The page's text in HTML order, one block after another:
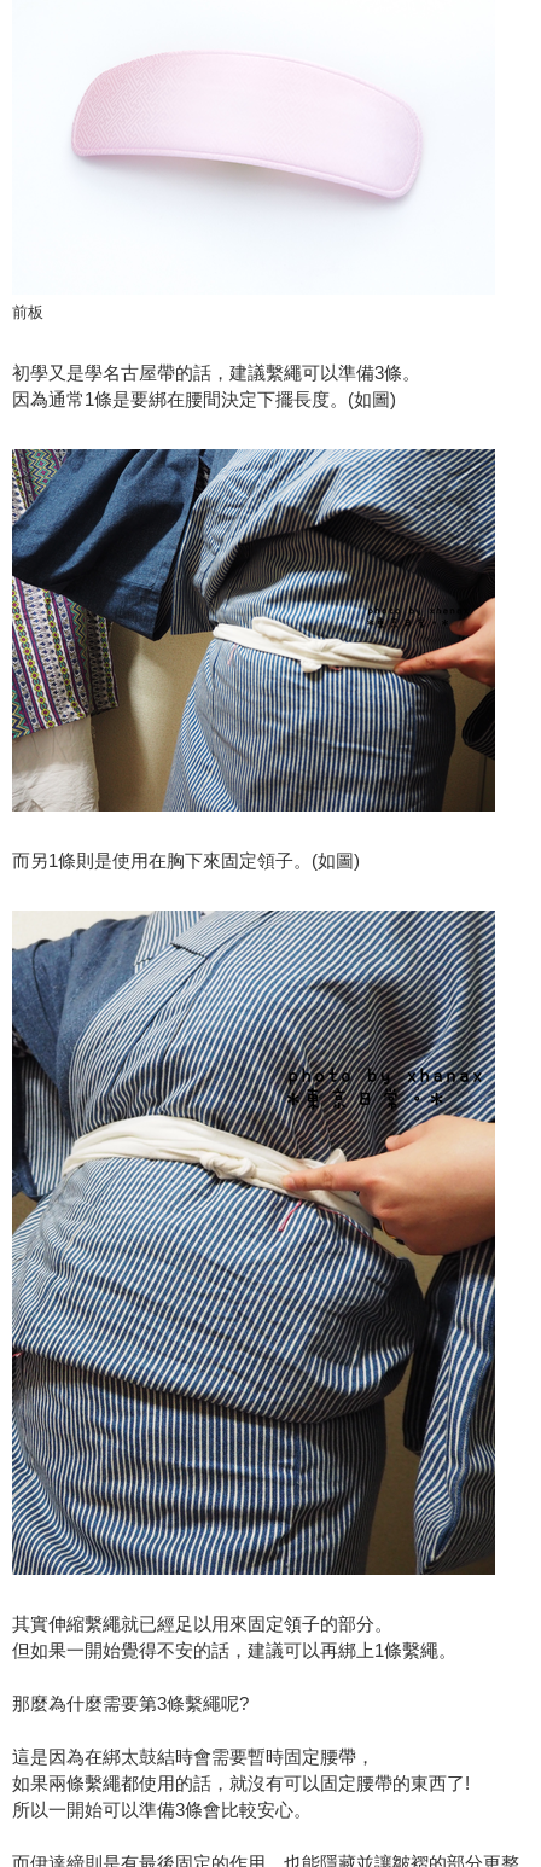
前板
初學又是學名古屋帶的話，建議繫繩可以準備3條。
因為通常1條是要綁在腰間決定下擺長度。(如圖)
而另1條則是使用在胸下來固定領子。(如圖)
其實伸縮繫繩就已經足以用來固定領子的部分。
但如果一開始覺得不安的話，建議可以再綁上1條繫繩。
那麼為什麼需要第3條繫繩呢?
這是因為在綁太鼓結時會需要暫時固定腰帶，
如果兩條繫繩都使用的話，就沒有可以固定腰帶的東西了!
所以一開始可以準備3條會比較安心。
而伊達締則是有最後固定的作用，也能隱藏並讓皺褶的部分更整